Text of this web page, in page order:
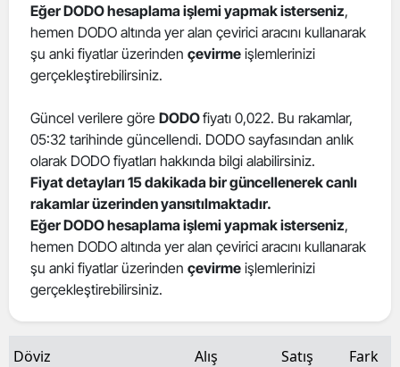
Diyarbakır
Edirne
Erzincan
Erzurum
Gaziantep
Giresun
Hakkari
Eğer DODO hesaplama işlemi yapmak isterseniz,
hemen DODO altında yer alan çevirici aracını kullanarak
şu anki fiyatlar üzerinden çevirme işlemlerinizi
gerçekleştirebilirsiniz.
Güncel verilere göre DODOfiyatı 0,022. Bu rakamlar,
05:32 tarihinde güncellendi. DODO sayfasından anlık
olarak DODO fiyatları hakkında bilgi alabilirsiniz.
Fiyat detayları 15 dakikada bir güncellenerek canlı
rakamlar üzerinden yansıtılmaktadır.
Eğer DODO hesaplama işlemi yapmak isterseniz,
hemen DODO altında yer alan çevirici aracını kullanarak
şu anki fiyatlar üzerinden çevirme işlemlerinizi
gerçekleştirebilirsiniz.
Döviz Alış Satış Fark